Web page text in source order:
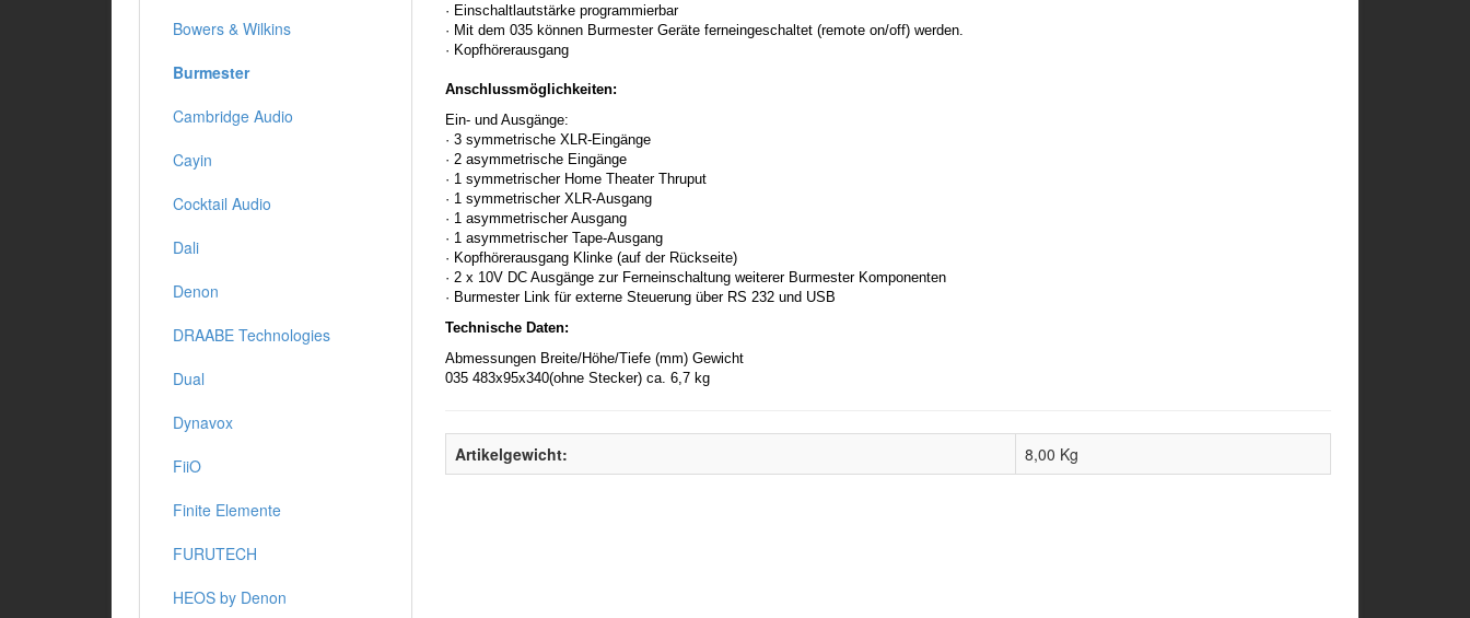
· Einschaltlautstärke programmierbar
· Mit dem 035 können Burmester Geräte ferneingeschaltet (remote on/off) werden.
· Kopfhörerausgang
Anschlussmöglichkeiten:
Ein- und Ausgänge:
· 3 symmetrische XLR-Eingänge
· 2 asymmetrische Eingänge
· 1 symmetrischer Home Theater Thruput
· 1 symmetrischer XLR-Ausgang
· 1 asymmetrischer Ausgang
· 1 asymmetrischer Tape-Ausgang
· Kopfhörerausgang Klinke (auf der Rückseite)
· 2 x 10V DC Ausgänge zur Ferneinschaltung weiterer Burmester Komponenten
· Burmester Link für externe Steuerung über RS 232 und USB
Technische Daten:
Abmessungen Breite/Höhe/Tiefe (mm) Gewicht
035 483x95x340(ohne Stecker) ca. 6,7 kg
Artikelgewicht: 8,00 Kg
Bowers & Wilkins
Burmester
Cambridge Audio
Cayin
Cocktail Audio
Dali
Denon
DRAABE Technologies
Dual
Dynavox
FiiO
Finite Elemente
FURUTECH
HEOS by Denon